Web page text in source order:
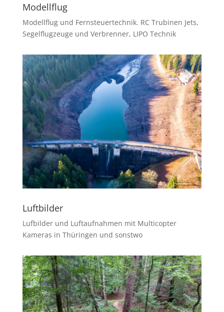
Modellflug
Modellflug und Fernsteuertechnik. RC Trubinen Jets,
Segelflugzeuge und Verbrenner, LIPO Technik
Luftbilder
Lufbilder und Luftaufnahmen mit Multicopter
Kameras in Thüringen und sonstwo